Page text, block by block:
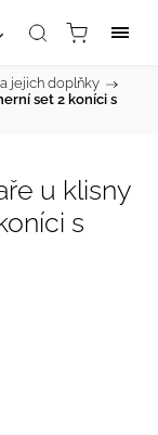
jejich doplňky /
set 2 koníci s
u klisny
s